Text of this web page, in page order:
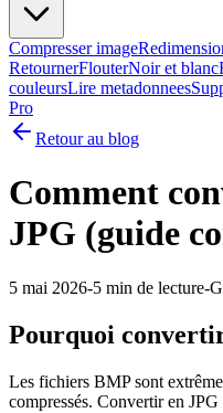
Compresser image
RetournerFlouterNoir et blanc
couleursLire metadonnees
Pro
Retour au blog
Comment
JPG (guide
5 mai 2026-5 min de lecture-
Pourquoi
Les fichiers BMP sont
compressés. Convertir en